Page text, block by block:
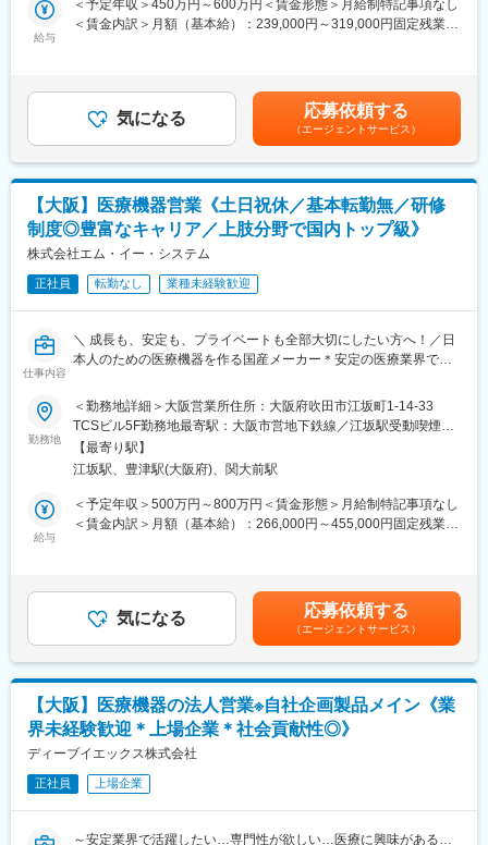
現在はヨガに関する製品がメインですがこれからより商品展開を
伸ばしていきます。https://neph-jp.com/
他職種からチャレンジしているメンバーもいる為、未経験の方も
ご安心ください。
■当社について：
◇当社は整形外科・乳腺科・皮膚科・救命救急科向けの医療用装
具やコンディショニング機器、医療機器など、高性能な製品の製
造・販売を行う医療機器メーカーです。医療現場のニーズに応え
る製品開発力と、現場との密な連携を強みに、国内外で高い評価
を得ています。
に付随したサービスを提供しています。
イズしたものを提供できるよう、ドクターの要望ヒアリングや提
案を行っています。
（1）ご入社後3週間程、業務に必要な知識や業界に関する基礎研
修を行います。
その後3カ月から半年ほど先輩社員の営業に同行しながら、実際の
（2）1人立ちしてからは15病院程をメインにお任せ
このタイミングから予算を持ち、実際に営業活動をしていただき
ます。最初はルート営業として、実績がある取引先から担当して
いただくので、ご安心ください。
クターとの関係性を深めていただきます。時には製品説明の為に
手術現場に立会うこともあります。
的営業しやすい環境です。
マネージャー1名、メンバー5名が所属。入社後約3年で主任、約5
年で課長への昇進実績があります。
＜モデル年収＞
30代前半：年収530万（経験3年：主任）
【評価制度】
く、達成者はプラス評価になるというイメージです
【当社について】
上肢(指から肩関節まで)をメインに扱っている医療機器メーカーで
す。「日本人が日本人のために作る」というモノづくりのコンセ
プトを大切にしており、整形外科領域では珍しい内資系企業であ
る当社。迅速な対応、使いやすさ、顧客目線の営業活動により、
多くのドクターから支持されています。
変更の範囲：会社の定める業務
給与
＜予定年収＞450万円～600万円＜賃金形態＞月給制特記事項なし
＜賃金内訳＞月額（基本給）：239,000円～319,000円固定残業手
給与補足＞■昇給：年1回（8月） ■賞与：年2回（7、12月）■イン
センティブ：年2回※基本給の他営業外勤手当、管理職手当、家族
手当など支給あり※金額は前職考慮のうえで決定致します。賃金は
あくまでも目安の金額であり、選考を通じて上下する可能性があ
ります。月給(月額)は固定手当を含めた表記です。
気になる 応募依頼する
（エージェントサービス）
【大阪】医療機器営業《土日祝休／基本転勤無／研修
制度◎豊富なキャリア／上肢分野で国内トップ級》
株式会社エム・イー・システム
正社員 転勤なし 業種未経験歓迎
仕事内容
＼ 成長も、安定も、プライベートも全部大切にしたい方へ！／日
本人のための医療機器を作る国産メーカー＊安定の医療業界で活
＜本求人のポイント＞
◇営業スキルを“専門性”に！医療業界で市場価値も高まる◎
◇“売って終わり”じゃない！お客様とじっくり向き合い、信頼関係
を築くやりがい！
◇頑張りはしっかり評価！年4回のインセンティブ制度あり。
◇安心の教育体制◎座学研修＋OJTで、医療業界の基礎から学べ
ます！
■入社後の流れ／お任せする業務内容：
（1）ご入社後3週間程、業務に必要な知識や業界に関する基礎研
業務を経験していきます。
加えて、定期的な勉強会や製品PRの練習なども継続して実施して
いきます。
（2） 1人立ちしてからはお取引が多い15病院程をメインにお任せ
具体的には1日3～5件の病院に対して、骨折の手術で使用する医
療機器の紹介を行い、ドクターとの関係性を深め、より良い関係
勤務地
＜勤務地詳細＞大阪営業所住所：大阪府吹田市江坂町1-14-33
TCSビル5F勤務地最寄駅：大阪市営地下鉄線／江坂駅受動喫煙対
策：屋内全面禁煙変更の範囲：会社の定める事業所（リモートワ
ーク含む）
【最寄り駅】
江坂駅、豊津駅(大阪府)、関大前駅
給与
＜予定年収＞500万円～800万円＜賃金形態＞月給制特記事項なし
＜賃金内訳＞月額（基本給）：266,000円～455,000円固定残業手
給与補足＞■昇給：年1回(8月) ■賞与：年2回(7月、12月) ■インセ
ンティブ：年2回※基本給以外に、営業外勤手当、管理職手当、家
族手当(該当者のみ)等を支給します。※金額は前職考慮のうえで決
定致します。賃金はあくまでも目安の金額であり、選考を通じて
上下する可能性があります。月給(月額)は固定手当を含めた表記で
す。
気になる 応募依頼する
（エージェントサービス）
【大阪】医療機器の法人営業※自社企画製品メイン《業
界未経験歓迎＊上場企業＊社会貢献性◎》
ディーブイエックス株式会社
正社員 上場企業
～安定業界で活躍したい…専門性が欲しい…医療に興味がある…